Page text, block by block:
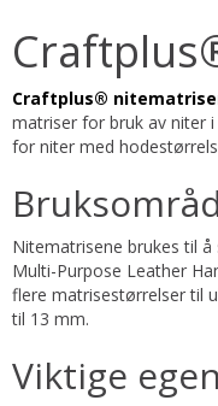
Craftplus®
matriser for bruk av niter
for niter med
Nitematrisene brukes til
Multi-Purpose Leather
flere matrisestørrelser til
til 13 mm.
Viktige